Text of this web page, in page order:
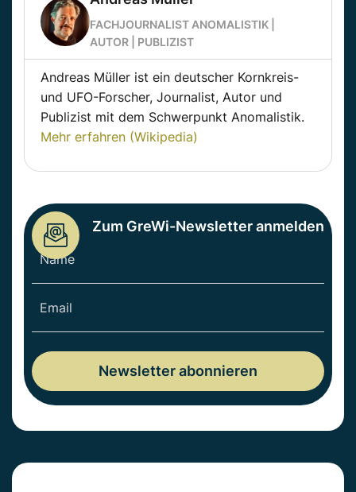
FACHJOURNALIST ANOMALISTIK |
AUTOR | PUBLIZIST
Andreas Müller ist ein deutscher Kornkreis-
und UFO-Forscher, Journalist, Autor und
Publizist mit dem Schwerpunkt Anomalistik.
Mehr erfahren (Wikipedia)
Zum GreWi-Newsletter anmelden